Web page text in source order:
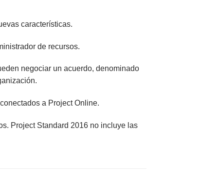
características.
de recursos.
negociar un acuerdo, denominado
a Project Online.
Project Standard 2016 no incluye las